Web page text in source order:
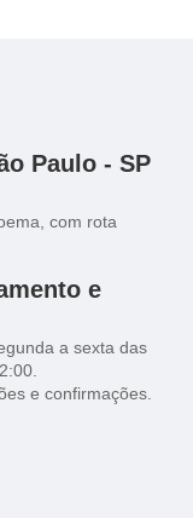
Paulo - SP
com rota
e
a sexta das
e confirmações.